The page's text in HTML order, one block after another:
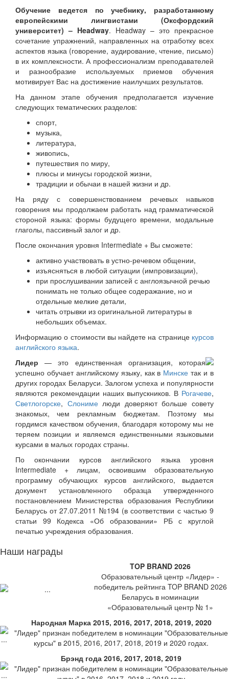
Обучение ведется по учебнику, разработанному
европейскими лингвистами (Оксфордский
университет) – Headway. Headway – это прекрасное
сочетание упражнений, направленных на отработку всех
аспектов языка (говорение, аудирование, чтение, письмо)
в их комплексности. А профессионализм преподавателей
и разнообразие используемых приемов обучения
мотивирует Вас на достижение наилучших результатов.
На данном этапе обучения предполагается изучение
следующих тематических разделов:
спорт,
музыка,
литература,
живопись,
путешествия по миру,
плюсы и минусы городской жизни,
традиции и обычаи в нашей жизни и др.
На ряду с совершенствованием речевых навыков
говорения мы продолжаем работать над грамматической
стороной языка: формы будущего времени, модальные
глаголы, пассивный залог и др.
После окончания уровня Intermediate + Вы сможете:
активно участвовать в устно-речевом общении,
изъясняться в любой ситуации (импровизации),
при прослушивании записей с англоязычной речью
понимать не только общее содеражание, но и
отдельные мелкие детали,
читать отрывки из оригинальной литературы в
небольших объемах.
Информацию о стоимости вы найдете на странице курсов
английского языка.
Лидер — это единственная организация, которая
успешно обучает английскому языку, как в Минске так и в
других городах Беларуси. Залогом успеха и популярности
являются рекомендации наших выпускников. В Рогачеве,
Светлогорске, Слонимелюди доверяют больше совету
знакомых, чем рекламным бюджетам. Поэтому мы
гордимся качеством обучения, благодаря которому мы не
теряем позиции и являемся единственными языковыми
курсами в малых городах страны.
По окончании курсов английского языка уровня
Intermediate + лицам, освоившим образовательную
программу обучающих курсов английского, выдается
документ установленного образца утвержденного
постановлением Министерства образования Республики
Беларусь от 27.07.2011 №194 (в соответствии с частью 9
статьи 99 Кодекса «Об образовании» РБ с круглой
печатью учреждения образования.
Наши награды
TOP BRAND 2026
Образовательный центр «Лидер» -
победитель рейтинга TOP BRAND 2026
Беларусь в номинации
«Образовательный центр № 1»
Народная Марка 2015, 2016, 2017, 2018, 2019, 2020
"Лидер" признан победителем в номинации "Образовательные
курсы" в 2015, 2016, 2017, 2018, 2019 и 2020 годах.
Брэнд года 2016, 2017, 2018, 2019
"Лидер" признан победителем в номинации "Образовательные